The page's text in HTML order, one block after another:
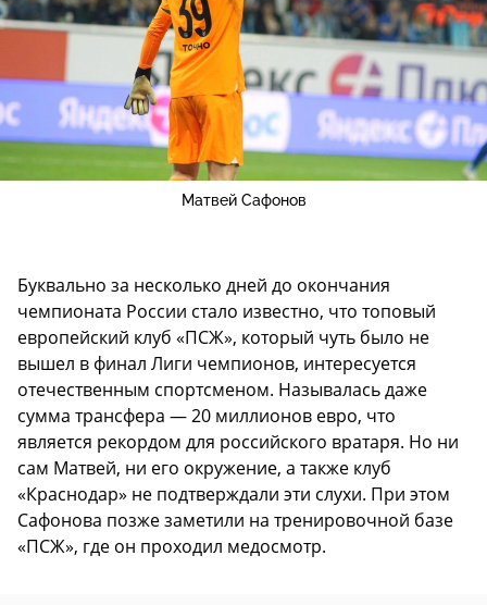
Матвей Сафонов
Буквально за несколько дней до окончания
чемпионата России стало известно, что топовый
европейский клуб «ПСЖ», который чуть было не
вышел в финал Лиги чемпионов, интересуется
отечественным спортсменом. Называлась даже
сумма трансфера — 20 миллионов евро, что
является рекордом для российского вратаря. Но ни
сам Матвей, ни его окружение, а также клуб
«Краснодар» не подтверждали эти слухи. При этом
Сафонова позже заметили на тренировочной базе
«ПСЖ», где он проходил медосмотр.